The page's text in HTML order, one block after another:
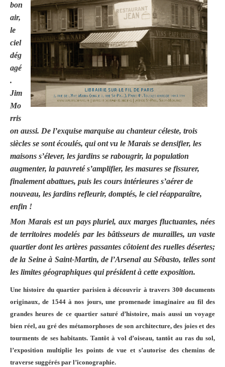
bon
air,
le
ciel
dég
agé
.
Jim
Mo
rris
on aussi. De l’exquise marquise au chanteur céleste, trois
siècles se sont écoulés, qui ont vu le Marais se densifier, les
maisons s’élever, les jardins se rabougrir, la population
augmenter, la pauvreté s’amplifier, les masures se fissurer,
finalement abattues, puis les cours intérieures s’aérer de
nouveau, les jardins refleurir, domptés, le ciel réapparaître,
enfin !
Mon Marais est un pays pluriel, aux marges fluctuantes, nées
de territoires modelés par les bâtisseurs de murailles, un vaste
quartier dont les artères passantes côtoient des ruelles désertes;
de la Seine à Saint-Martin, de l’Arsenal au Sébasto, telles sont
les limites géographiques qui président à cette exposition.
Une histoire du quartier parisien à découvrir à travers 300 documents
originaux, de 1544 à nos jours, une promenade imaginaire au fil des
grandes heures de ce quartier saturé d’histoire, mais aussi un voyage
bien réel, au gré des métamorphoses de son architecture, des joies et des
tourments de ses habitants. Tantôt à vol d’oiseau, tantôt au ras du sol,
l’exposition multiplie les points de vue et s’autorise des chemins de
traverse suggérés par l’iconographie.